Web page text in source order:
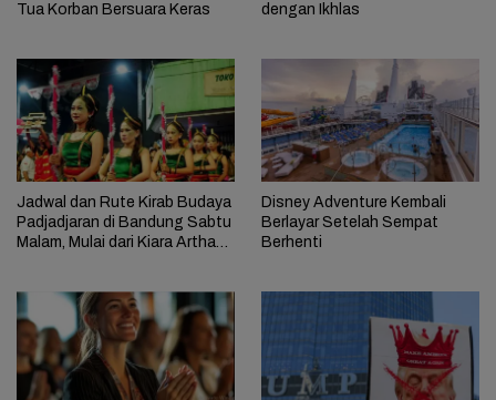
Tua Korban Bersuara Keras
dengan Ikhlas
Jadwal dan Rute Kirab Budaya
Padjadjaran di Bandung Sabtu
Malam, Mulai dari Kiara Artha
Disney Adventure Kembali
Berlayar Setelah Sempat
Berhenti